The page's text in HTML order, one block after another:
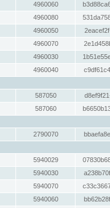
4960060
4960080
4960050
4960070
4960030
4960040
587050
587060
2790070
5940029
5940030
5940070
5940060